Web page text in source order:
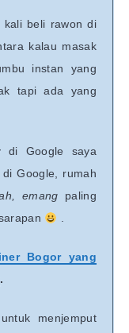
kali beli rawon di
kalau masak
instan yang
tapi ada yang
di Google saya
Google, rumah
emang paling
.
Bogor yang
.
menjemput